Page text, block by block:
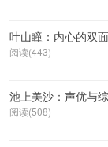
叶山瞳：内心的双
阅读(443)
池上美沙：声优与
阅读(508)